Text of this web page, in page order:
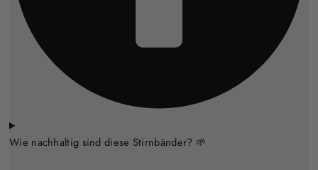
Wie nachhaltig sind diese Stirnbänder? 🌱